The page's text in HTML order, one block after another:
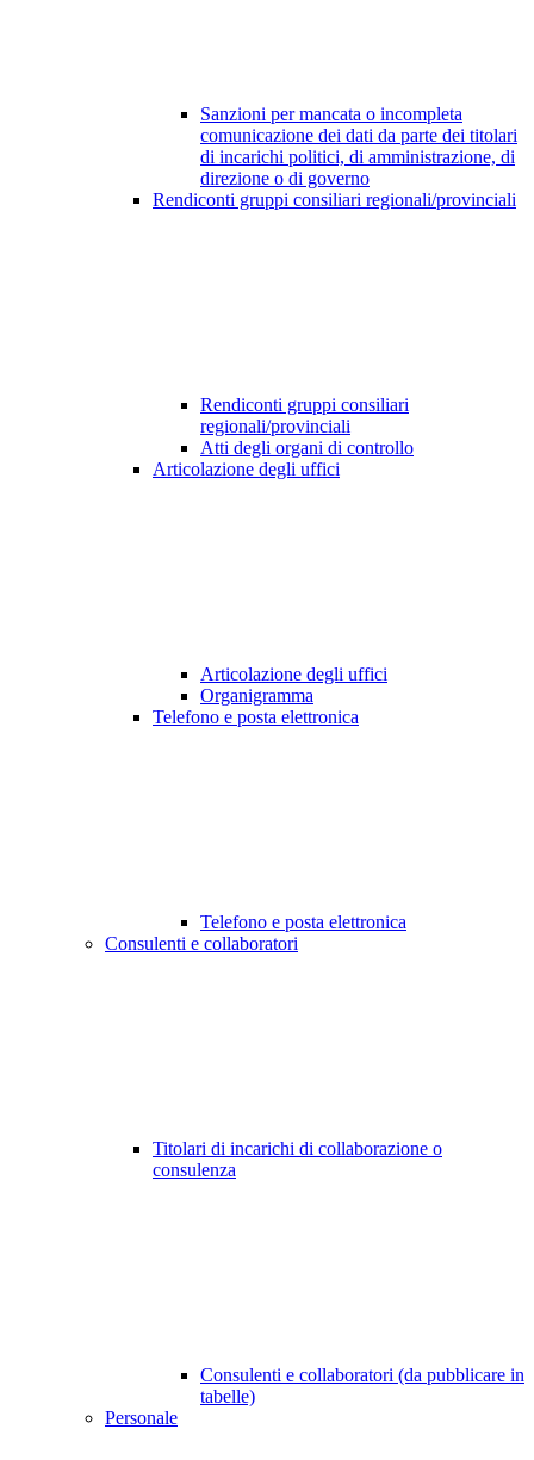
Sanzioni per mancata o incompleta
comunicazione dei dati da parte dei titolari
di incarichi politici, di amministrazione, di
direzione o di governo
Rendiconti gruppi consiliari regionali/provinciali
Rendiconti gruppi consiliari
regionali/provinciali
Atti degli organi di controllo
Articolazione degli uffici
Articolazione degli uffici
Organigramma
Telefono e posta elettronica
Telefono e posta elettronica
Consulenti e collaboratori
Titolari di incarichi di collaborazione o
consulenza
Consulenti e collaboratori (da pubblicare in
tabelle)
Personale